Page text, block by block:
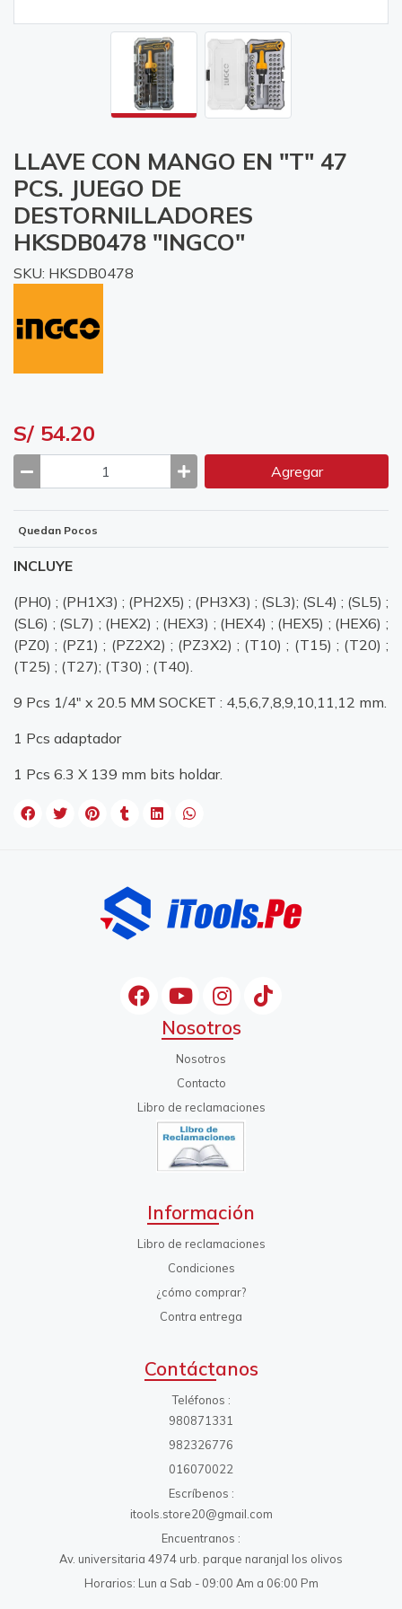
LLAVE CON MANGO EN "T" 47
PCS. JUEGO DE
DESTORNILLADORES
HKSDB0478 "INGCO"
SKU: HKSDB0478
S/ 54.20
Agregar
Quedan Pocos
INCLUYE
(PH0) ; (PH1X3) ; (PH2X5) ; (PH3X3) ; (SL3); (SL4) ; (SL5) ;
(SL6) ; (SL7) ; (HEX2) ; (HEX3) ; (HEX4) ; (HEX5) ; (HEX6) ;
(PZ0) ; (PZ1) ; (PZ2X2) ; (PZ3X2) ; (T10) ; (T15) ; (T20) ;
(T25) ; (T27); (T30) ; (T40).
9 Pcs 1/4" x 20.5 MM SOCKET : 4,5,6,7,8,9,10,11,12 mm.
1 Pcs adaptador
1 Pcs 6.3 X 139 mm bits holdar.
Nosotros
Nosotros
Contacto
Libro de reclamaciones
Información
Libro de reclamaciones
Condiciones
¿cómo comprar?
Contra entrega
Contáctanos
Teléfonos
980871331
982326776
016070022
Escríbenos
itools.store20@gmail.com
Encuentranos
Av. universitaria 4974 urb. parque naranjal los olivos
Horarios: Lun a Sab - 09:00 Am a 06:00 Pm